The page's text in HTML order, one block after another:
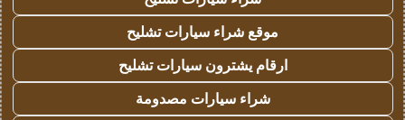
موقع شراء سيارات تشليح
ارقام يشترون سيارات تشليح
شراء سيارات مصدومة